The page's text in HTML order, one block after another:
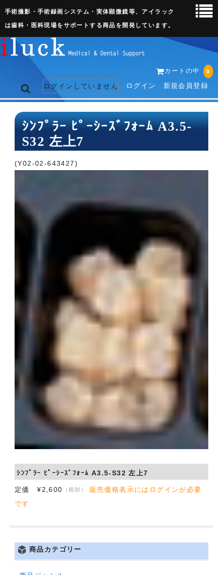
手術撮影・手術録画システム・実体顕微鏡等、アイラック
は歯科・医科現場をサポートする商品を開発しています。
カートの中 0
ログインしていません ログイン 新規会員登録
トップページ
ネット販売ページ
歯科関連機器
ｼﾝﾌﾟﾗｰ ﾋﾟｰｼｰｽﾞﾌｫｰﾑ A3.5-
S32 左上7
(Y02-02-643427)
ｼﾝﾌﾟﾗｰ ﾋﾟｰｼｰｽﾞﾌｫｰﾑ A3.5-S32 左上7
定価 ¥2,600 （税別）
販売価格表示にはログインが必要
です
商品カテゴリー